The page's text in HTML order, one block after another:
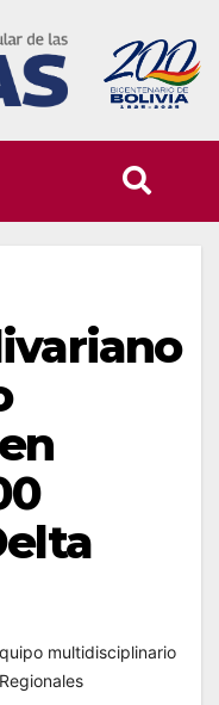
multidisciplinario
Regionales